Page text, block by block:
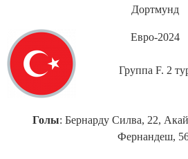
Дортмунд
Евро-2024
Группа F. 2
Голы: Бернарду Силва, 22,
Фернандеш,